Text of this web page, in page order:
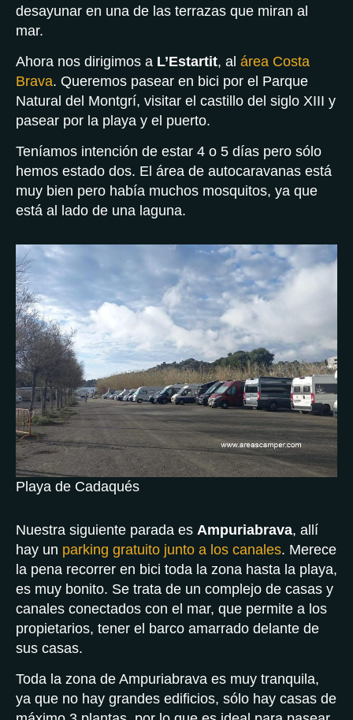
desayunar en una de las terrazas que miran al
mar.
Ahora nos dirigimos a L’Estartit, al área Costa
Brava. Queremos pasear en bici por el Parque
Natural del Montgrí, visitar el castillo del siglo XIII y
pasear por la playa y el puerto.
Teníamos intención de estar 4 o 5 días pero sólo
hemos estado dos. El área de autocaravanas está
muy bien pero había muchos mosquitos, ya que
está al lado de una laguna.
Playa de Cadaqués
Nuestra siguiente parada es Ampuriabrava, allí
hay un parking gratuito junto a los canales. Merece
la pena recorrer en bici toda la zona hasta la playa,
es muy bonito. Se trata de un complejo de casas y
canales conectados con el mar, que permite a los
propietarios, tener el barco amarrado delante de
sus casas.
Toda la zona de Ampuriabrava es muy tranquila,
ya que no hay grandes edificios, sólo hay casas de